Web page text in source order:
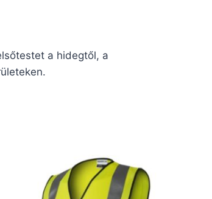
a hidegtől, a